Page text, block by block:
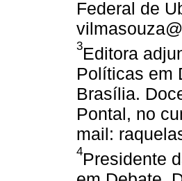
Federal de
3Editora
Políticas em
Brasília.
Pontal, no
mail:
4Presidente